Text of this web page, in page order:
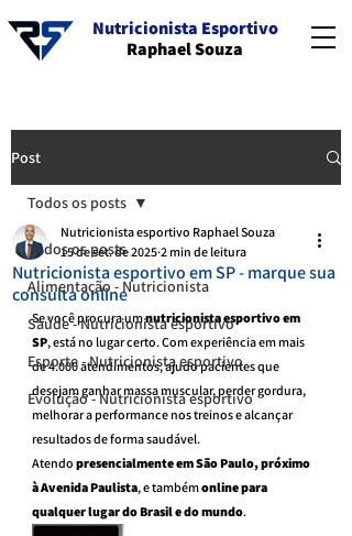
Nutricionista Esportivo
Raphael Souza
Post
Todos os posts
Alimentação - Nutricionista
Saúde - Nutricionista esportivo
Esporte - Nutricionista esportivo
Evolução - Nutricionista esportivo
Todos os posts
Nutricionista esportivo em SP - marque sua
consulta online
Nutricionista esportivo Raphael Souza
15 de set. de 2025 2 min de leitura
Se você procura um nutricionista esportivo em
SP, está no lugar certo. Com experiência em mais
de 4.000 atendimentos, ajudo pacientes que
desejam ganhar massa muscular, perder gordura,
melhorar a performance nos treinos e alcançar
resultados de forma saudável.
Atendo presencialmente em São Paulo, próximo
à Avenida Paulista, e também online para
qualquer lugar do Brasil e do mundo.